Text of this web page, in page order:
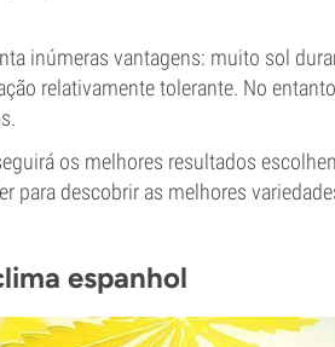
inúmeras vantagens: muito sol
relativamente tolerante. No
os melhores resultados
para descobrir as melhores
espanhol